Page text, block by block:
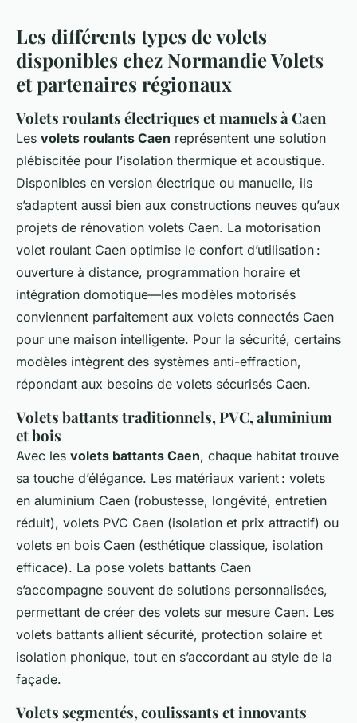
Les différents types de volets
disponibles chez Normandie Volets
et partenaires régionaux
Volets roulants électriques et manuels à Caen
Les volets roulants Caen représentent une solution
plébiscitée pour l’isolation thermique et acoustique.
Disponibles en version électrique ou manuelle, ils
s’adaptent aussi bien aux constructions neuves qu’aux
projets de rénovation volets Caen. La motorisation
volet roulant Caen optimise le confort d’utilisation :
ouverture à distance, programmation horaire et
intégration domotique—les modèles motorisés
conviennent parfaitement aux volets connectés Caen
pour une maison intelligente. Pour la sécurité, certains
modèles intègrent des systèmes anti-effraction,
répondant aux besoins de volets sécurisés Caen.
Volets battants traditionnels, PVC, aluminium
et bois
Avec les volets battants Caen, chaque habitat trouve
sa touche d’élégance. Les matériaux varient : volets
en aluminium Caen (robustesse, longévité, entretien
réduit), volets PVC Caen (isolation et prix attractif) ou
volets en bois Caen (esthétique classique, isolation
efficace). La pose volets battants Caen
s’accompagne souvent de solutions personnalisées,
permettant de créer des volets sur mesure Caen. Les
volets battants allient sécurité, protection solaire et
isolation phonique, tout en s’accordant au style de la
façade.
Volets segmentés, coulissants et innovants